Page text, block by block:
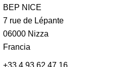
BEP NICE
7 rue de Lépante
06000Nizza
Francia
+33 4 93 62 47 16